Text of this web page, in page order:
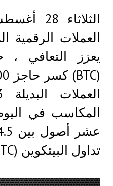
العملات الرقمية
يعزز التعافي ،
المكاسب في
تداول البيتكوين (BTC) بحوالي 7،016…